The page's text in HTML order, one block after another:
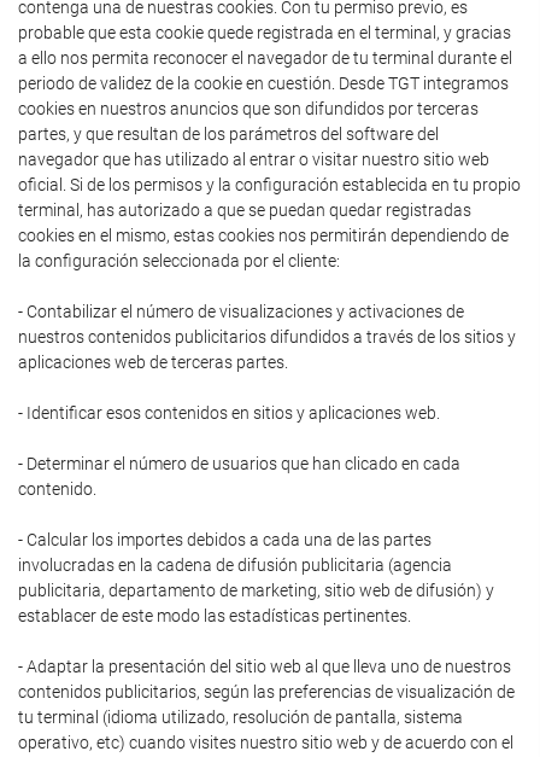
contenga una de nuestras cookies. Con tu permiso previo, es
probable que esta cookie quede registrada en el terminal, y gracias
a ello nos permita reconocer el navegador de tu terminal durante el
periodo de validez de la cookie en cuestión. Desde TGT integramos
cookies en nuestros anuncios que son difundidos por terceras
partes, y que resultan de los parámetros del software del
navegador que has utilizado al entrar o visitar nuestro sitio web
oficial. Si de los permisos y la configuración establecida en tu propio
terminal, has autorizado a que se puedan quedar registradas
cookies en el mismo, estas cookies nos permitirán dependiendo de
la configuración seleccionada por el cliente:
- Contabilizar el número de visualizaciones y activaciones de
nuestros contenidos publicitarios difundidos a través de los sitios y
aplicaciones web de terceras partes.
- Identificar esos contenidos en sitios y aplicaciones web.
- Determinar el número de usuarios que han clicado en cada
contenido.
- Calcular los importes debidos a cada una de las partes
involucradas en la cadena de difusión publicitaria (agencia
publicitaria, departamento de marketing, sitio web de difusión) y
establacer de este modo las estadísticas pertinentes.
- Adaptar la presentación del sitio web al que lleva uno de nuestros
contenidos publicitarios, según las preferencias de visualización de
tu terminal (idioma utilizado, resolución de pantalla, sistema
operativo, etc) cuando visites nuestro sitio web y de acuerdo con el